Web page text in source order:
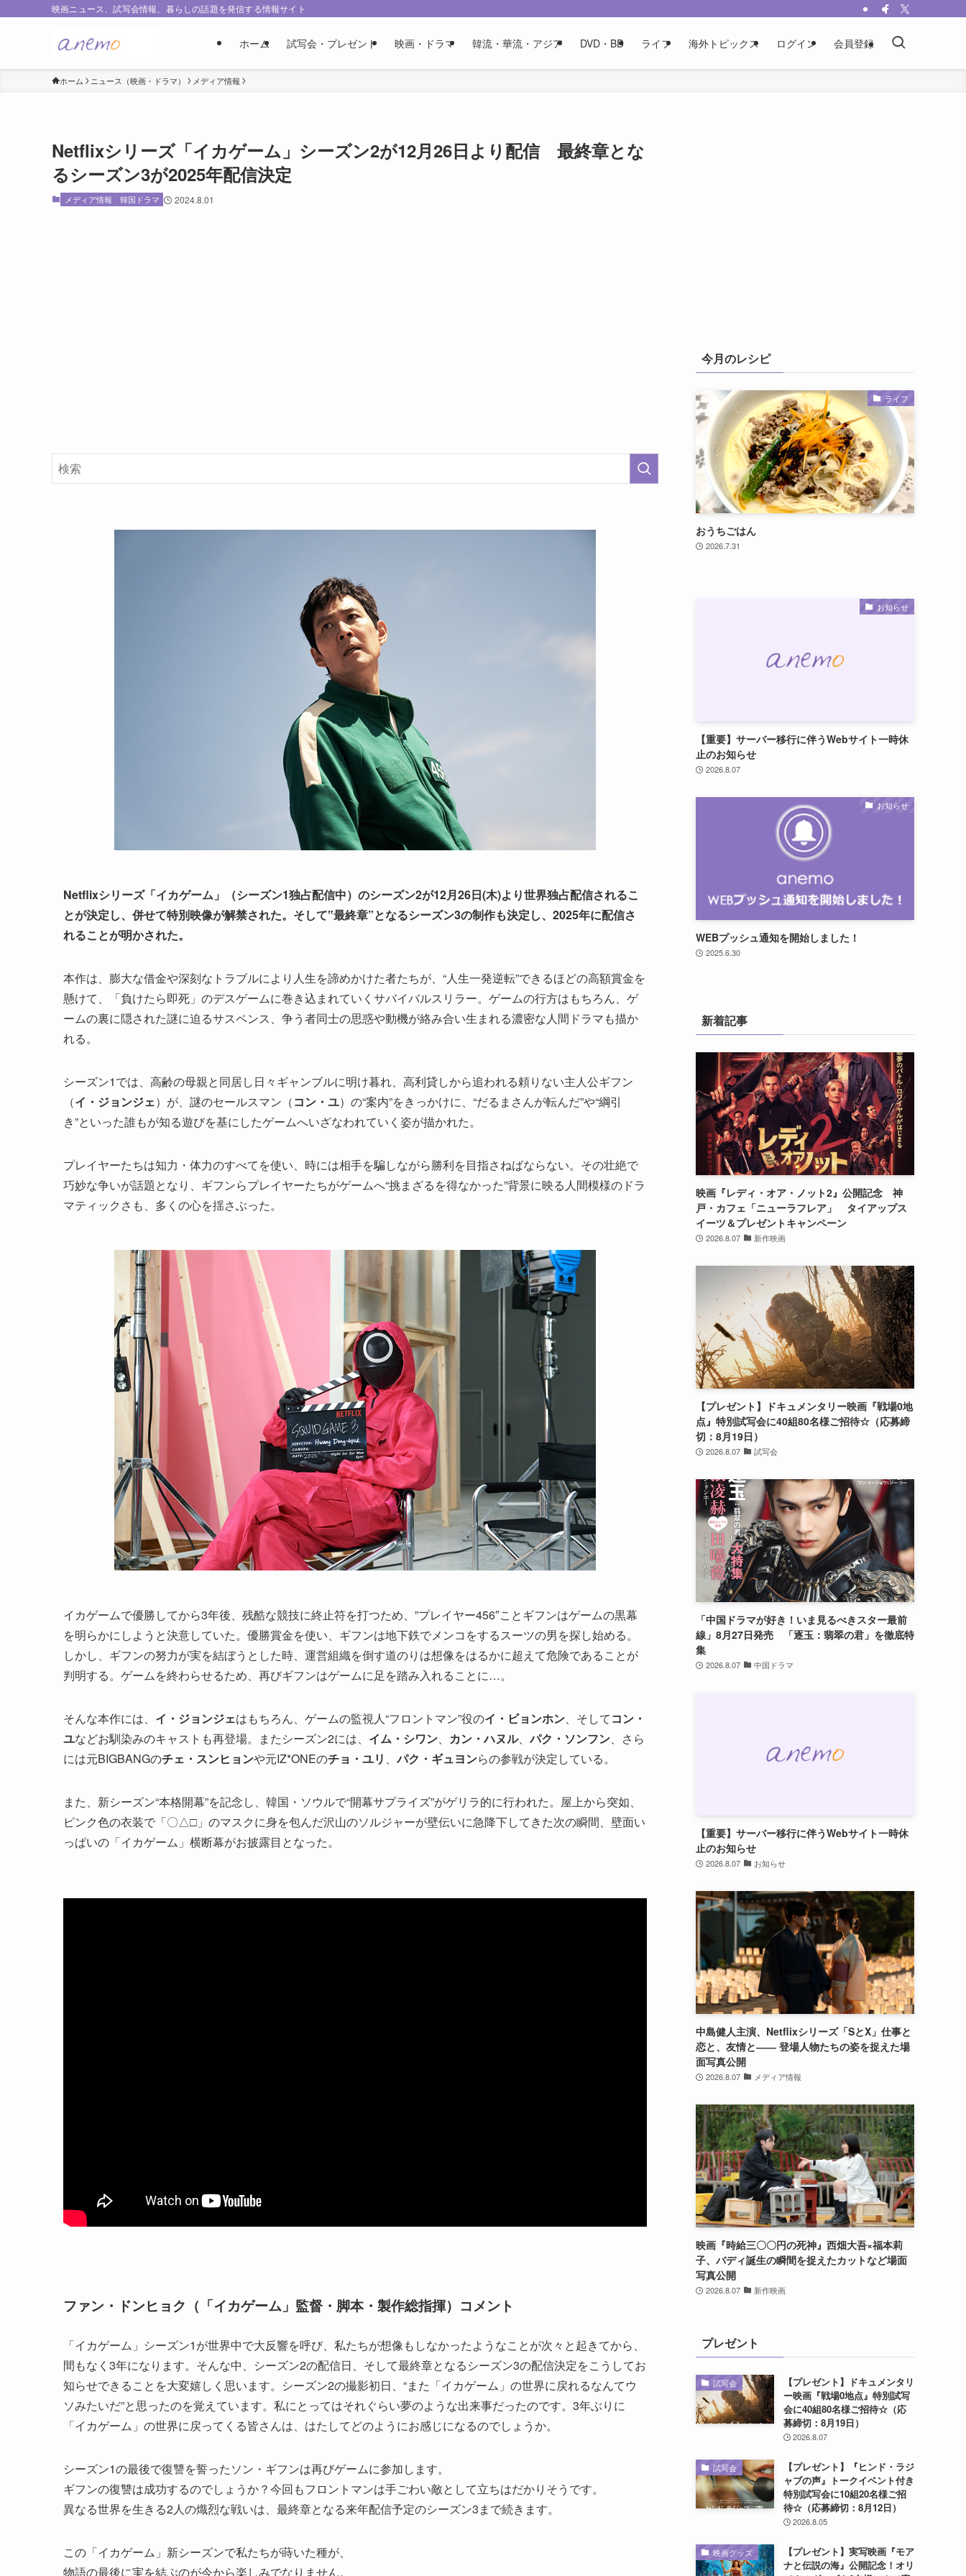
映画ニュース、試写会情報、暮らしの話題を発信する情報サイト
ホーム 試写会・プレゼント 映画・ドラマ 韓流・華流・アジア DVD・BD ライフ 海外トピックス ログイン 会員登録
ホーム ニュース（映画・ドラマ） メディア情報
Netflixシリーズ「イカゲーム」シーズン2が12月26日より配信 最終章とな
るシーズン3が2025年配信決定
メディア情報 韓国ドラマ 2024.8.01
Netflixシリーズ「イカゲーム」（シーズン1独占配信中）のシーズン2が12月26日(木)より世界独占配信されるこ
とが決定し、併せて特別映像が解禁された。そして‟最終章”となるシーズン3の制作も決定し、2025年に配信さ
れることが明かされた。
本作は、膨大な借金や深刻なトラブルにより人生を諦めかけた者たちが、“人生一発逆転”できるほどの高額賞金を
懸けて、「負けたら即死」のデスゲームに巻き込まれていくサバイバルスリラー。ゲームの行方はもちろん、ゲ
ームの裏に隠された謎に迫るサスペンス、争う者同士の思惑や動機が絡み合い生まれる濃密な人間ドラマも描か
れる。
シーズン1では、高齢の母親と同居し日々ギャンブルに明け暮れ、高利貸しから追われる頼りない主人公ギフン
（イ・ジョンジェ）が、謎のセールスマン（コン・ユ）の“案内”をきっかけに、“だるまさんが転んだ”や“綱引
き”といった誰もが知る遊びを基にしたゲームへいざなわれていく姿が描かれた。
プレイヤーたちは知力・体力のすべてを使い、時には相手を騙しながら勝利を目指さねばならない。その壮絶で
巧妙な争いが話題となり、ギフンらプレイヤーたちがゲームへ“挑まざるを得なかった”背景に映る人間模様のドラ
マティックさも、多くの心を揺さぶった。
イカゲームで優勝してから3年後、残酷な競技に終止符を打つため、”プレイヤー456″ことギフンはゲームの黒幕
を明らかにしようと決意していた。優勝賞金を使い、ギフンは地下鉄でメンコをするスーツの男を探し始める。
しかし、ギフンの努力が実を結ぼうとした時、運営組織を倒す道のりは想像をはるかに超えて危険であることが
判明する。ゲームを終わらせるため、再びギフンはゲームに足を踏み入れることに…。
そんな本作には、 イ・ジョンジェはもちろん、ゲームの監視人“フロントマン”役のイ・ビョンホン、そしてコン・
ユなどお馴染みのキャストも再登場。またシーズン2には、 イム・シワン、 カン・ハヌル、パク・ソンフン、さら
には元BIGBANGのチェ・スンヒョンや元IZ*ONEのチョ・ユリ 、パク・ギュヨンらの参戦が決定している。
また、新シーズン“本格開幕”を記念し、韓国・ソウルで“開幕サプライズ”がゲリラ的に行われた。屋上から突如、
ピンク色の衣装で「〇△□」のマスクに身を包んだ沢山のソルジャーが壁伝いに急降下してきた次の瞬間、壁面い
っぱいの「イカゲーム」横断幕がお披露目となった。
ファン・ドンヒョク（「イカゲーム」監督・脚本・製作総指揮）コメント
「イカゲーム」シーズン1が世界中で大反響を呼び、私たちが想像もしなかったようなことが次々と起きてから、
間もなく3年になります。そんな中、シーズン2の配信日、そして最終章となるシーズン3の配信決定をこうしてお
知らせできることを大変嬉しく思います。シーズン2の撮影初日、“また「イカゲーム」の世界に戻れるなんてウ
ソみたいだ”と思ったのを覚えています。私にとってはそれぐらい夢のような出来事だったのです。3年ぶりに
「イカゲーム」の世界に戻ってくる皆さんは、はたしてどのようにお感じになるのでしょうか。
シーズン1の最後で復讐を誓ったソン・ギフンは再びゲームに参加します。
ギフンの復讐は成功するのでしょうか？今回もフロントマンは手ごわい敵として立ちはだかりそうです。
異なる世界を生きる2人の熾烈な戦いは、最終章となる来年配信予定のシーズン3まで続きます。
この「イカゲーム」新シーズンで私たちが蒔いた種が、
物語の最後に実を結ぶのが今から楽しみでなりません。
今月のレシピ
ライフ
おうちごはん
2026.7.31
お知らせ
【重要】サーバー移行に伴うWebサイト一時休
止のお知らせ
2026.8.07
お知らせ
WEBプッシュ通知を開始しました！
2025.6.30
新着記事
映画『レディ・オア・ノット2』公開記念 神
戸・カフェ「ニューラフレア」 タイアップス
イーツ＆プレゼントキャンペーン
2026.8.07 新作映画
【プレゼント】ドキュメンタリー映画『戦場0地
点』特別試写会に40組80名様ご招待☆（応募締
切：8月19日）
2026.8.07 試写会
「中国ドラマが好き！いま見るべきスター最前
線」8月27日発売 「逐玉：翡翠の君」を徹底特
集
2026.8.07 中国ドラマ
【重要】サーバー移行に伴うWebサイト一時休
止のお知らせ
2026.8.07 お知らせ
中島健人主演、Netflixシリーズ「SとX」仕事と
恋と、友情と―― 登場人物たちの姿を捉えた場
面写真公開
2026.8.07 メディア情報
映画『時給三〇〇円の死神』西畑大吾×福本莉
子、バディ誕生の瞬間を捉えたカットなど場面
写真公開
2026.8.07 新作映画
プレゼント
試写会
【プレゼント】ドキュメンタリ
ー映画『戦場0地点』特別試写
会に40組80名様ご招待☆（応
募締切：8月19日）
2026.8.07
試写会
【プレゼント】『ヒンド・ラジ
ャブの声』トークイベント付き
特別試写会に10組20名様ご招
待☆（応募締切：8月12日）
2026.8.05
映画グッズ
【プレゼント】実写映画『モア
ナと伝説の海』公開記念！オリ